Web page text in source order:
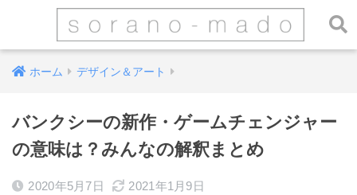
ホーム デザイン＆アート
バンクシーの新作・ゲームチェンジャー
の意味は？みんなの解釈まとめ
2020年5月7日 2021年1月9日